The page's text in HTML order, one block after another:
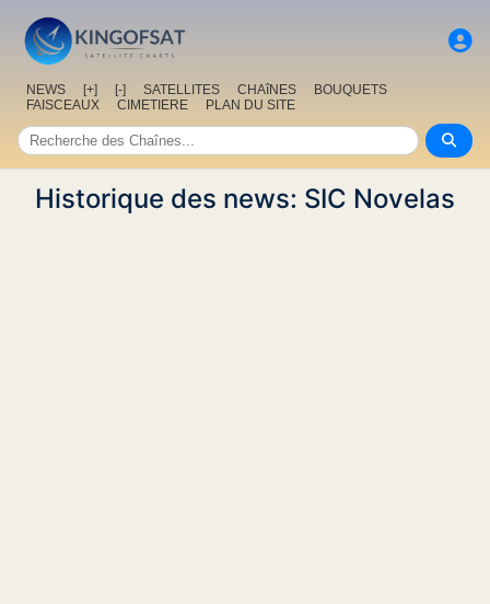
NEWS [+] [-] SATELLITES CHAîNES
BOUQUETS
FAISCEAUX
CIMETIERE PLAN DU SITE
Historique des news: SIC Novelas